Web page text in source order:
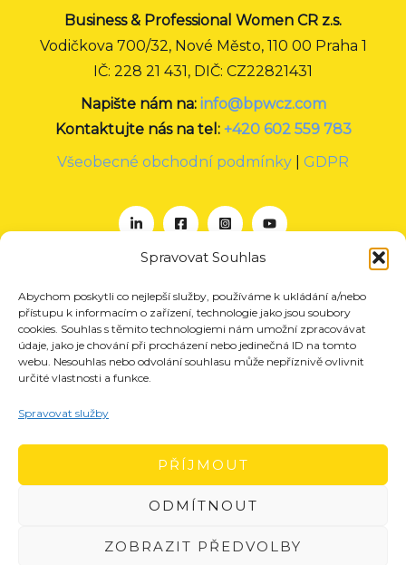
Spravovat Souhlas
Abychom poskytli co nejlepší služby, používáme k ukládání a/nebo
přístupu k informacím o zařízení, technologie jako jsou soubory
cookies. Souhlas s těmito technologiemi nám umožní zpracovávat
údaje, jako je chování při procházení nebo jedinečná ID na tomto
webu. Nesouhlas nebo odvolání souhlasu může nepříznivě ovlivnit
určité vlastnosti a funkce.
Spravovat služby
PŘÍJMOUT
ODMÍTNOUT
ZOBRAZIT PŘEDVOLBY
Business & Professional Women CR z.s.
Vodičkova 700/32, Nové Město, 110 00 Praha 1
IČ: 228 21 431, DIČ: CZ22821431
Napište nám na: info@bpwcz.com
Kontaktujte nás na tel: +420 602 559 783
Všeobecné obchodní podmínky
GDPR
O nás
Projekty
Členství
Kontakt